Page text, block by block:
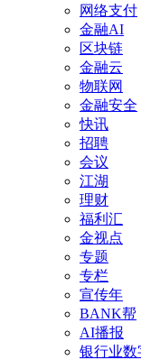
网络支付
金融AI
区块链
金融云
物联网
金融安全
快讯
招聘
会议
江湖
理财
福利汇
金视点
专题
专栏
宣传年
BANK帮
AI播报
银行业数